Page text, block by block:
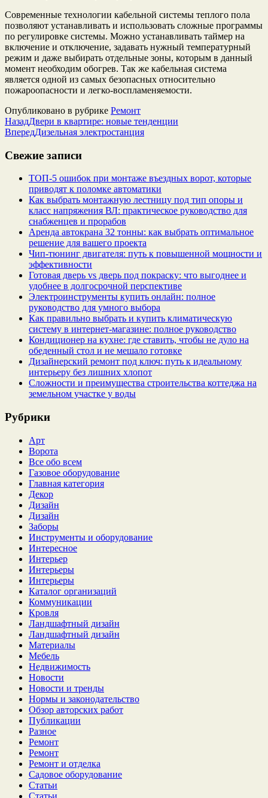
Современные технологии кабельной системы теплого пола
позволяют устанавливать и использовать сложные программы
по регулировке системы. Можно устанавливать таймер на
включение и отключение, задавать нужный температурный
режим и даже выбирать отдельные зоны, которым в данный
момент необходим обогрев. Так же кабельная система
является одной из самых безопасных относительно
пожароопасности и легко-воспламеняемости.
Опубликовано в рубрике Ремонт
НазадДвери в квартире: новые тенденции
ВпередДизельная электростанция
Свежие записи
ТОП-5 ошибок при монтаже въездных ворот, которые
приводят к поломке автоматики
Как выбрать монтажную лестницу под тип опоры и
класс напряжения ВЛ: практическое руководство для
снабженцев и прорабов
Аренда автокрана 32 тонны: как выбрать оптимальное
решение для вашего проекта
Чип‑тюнинг двигателя: путь к повышенной мощности и
эффективности
Готовая дверь vs дверь под покраску: что выгоднее и
удобнее в долгосрочной перспективе
Электроинструменты купить онлайн: полное
руководство для умного выбора
Как правильно выбрать и купить климатическую
систему в интернет‑магазине: полное руководство
Кондиционер на кухне: где ставить, чтобы не дуло на
обеденный стол и не мешало готовке
Дизайнерский ремонт под ключ: путь к идеальному
интерьеру без лишних хлопот
Сложности и преимущества строительства коттеджа на
земельном участке у воды
Рубрики
Арт
Ворота
Все обо всем
Газовое оборудование
Главная категория
Декор
Дизайн
Дизайн
Заборы
Инструменты и оборудование
Интересное
Интерьер
Интерьеры
Интерьеры
Каталог организаций
Коммуникации
Кровля
Ландшафтный дизайн
Ландшафтный дизайн
Материалы
Мебель
Недвижимость
Новости
Новости и тренды
Нормы и законодательство
Обзор авторских работ
Публикации
Разное
Ремонт
Ремонт
Ремонт и отделка
Садовое оборудование
Статьи
Статьи